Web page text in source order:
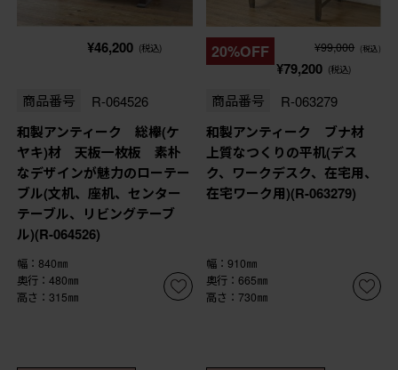
¥46,200 (税込)
商品番号 R-064526
和製アンティーク 総欅(ケ
ヤキ)材 天板一枚板 素朴
なデザインが魅力のローテー
ブル(文机、座机、センター
テーブル、リビングテーブ
ル)(R-064526)
幅：840㎜
奥行：480㎜
高さ：315㎜
20%OFF ¥99,000 (税込)
¥79,200 (税込)
商品番号 R-063279
和製アンティーク ブナ材
上質なつくりの平机(デス
ク、ワークデスク、在宅用、
在宅ワーク用)(R-063279)
幅：910㎜
奥行：665㎜
高さ：730㎜